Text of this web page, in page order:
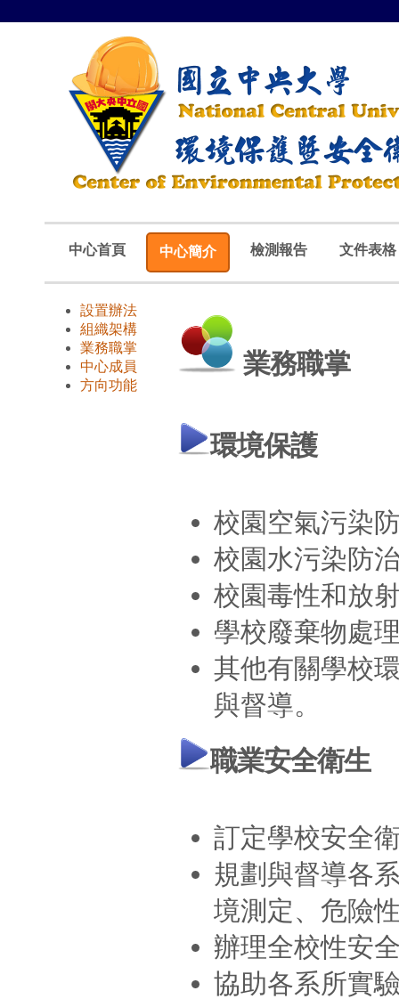
中心首頁 中心簡介 檢測報告 文件表格
設置辦法
組織架構
業務職掌
中心成員
方向功能
業務職掌
環境保護
校園空氣污染
校園水污染防
校園毒性和放
學校廢棄物處
其他有關學校
與督導。
職業安全衛生
訂定學校安全
規劃與督導各
境測定、危險
辦理全校性安
協助各系所實